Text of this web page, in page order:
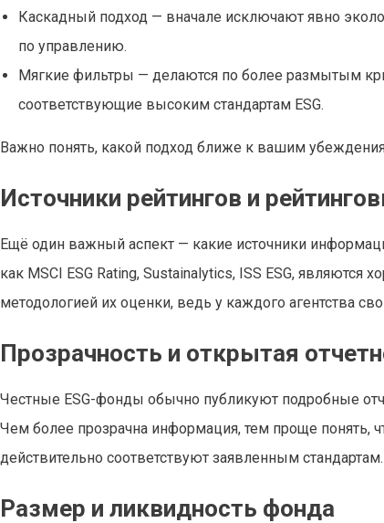
Каскадный подход — вначале исключают явно
по управлению.
Мягкие фильтры — делаются по более размытым
соответствующие высоким стандартам ESG.
Важно понять, какой подход ближе к вашим
Источники рейтингов и
Ещё один важный аспект — какие источники
как MSCI ESG Rating, Sustainalytics, ISS ESG, являются
методологией их оценки, ведь у каждого агентства
Прозрачность и открытая
Честные ESG-фонды обычно публикуют подробные
Чем более прозрачна информация, тем проще понять,
действительно соответствуют заявленным стандартам.
Размер и ликвидность фонда